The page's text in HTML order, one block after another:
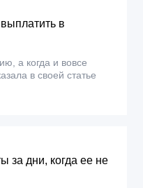
в
а когда и вовсе
в своей статье
за дни, когда ее не